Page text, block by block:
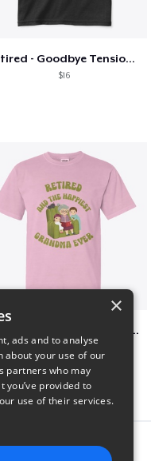
Retired - Goodbye Tension Hello Pension
$16
Retired and the happiest grandma ever
$22
×
ads and to analyse
about your use of our
partners who may
provided to
use of their services.